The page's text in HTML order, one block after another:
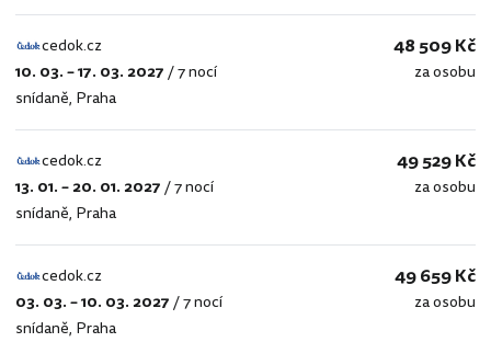
cedok.cz
cedok.cz
10. 03. – 17. 03. 2027/7 nocí
snídaně, Praha
48 509 Kč
za osobu
cedok.cz
cedok.cz
13. 01. – 20. 01. 2027/7 nocí
snídaně, Praha
49 529 Kč
za osobu
cedok.cz
cedok.cz
03. 03. – 10. 03. 2027/7 nocí
snídaně, Praha
49 659 Kč
za osobu